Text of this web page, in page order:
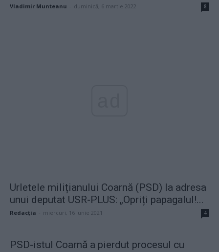
Vladimir Munteanu duminică, 6 martie 2022 8
Urletele milițianului Coarnă (PSD) la adresa
unui deputat USR-PLUS: „Opriți papagalul!...
Redacţia miercuri, 16 iunie 2021 4
PSD-istul Coarnă a pierdut procesul cu